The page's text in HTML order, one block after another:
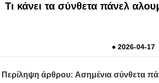
Τι κάνει τα σύνθετα πάνελ
●2026-04-17
Περίληψη άρθρου: Ασημένια σύνθετα